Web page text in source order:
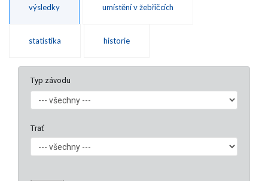
výsledky umístění v žebříčcích
statistika historie
Typ závodu
Trať